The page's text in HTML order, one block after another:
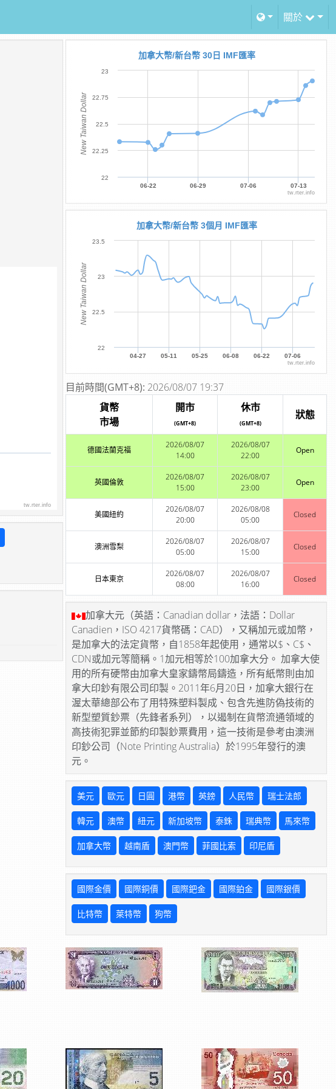
關於
tw.rter.info
New Taiwan Dollar
加拿大幣/新台幣 30日 IMF匯率
06-22 06-29 07-06 07-13
22
22.25
22.5
22.75
23
tw.rter.info
New Taiwan Dollar
加拿大幣/新台幣 3個月 IMF匯率
04-27 05-11 05-25 06-08 06-22 07-06
22
22.5
23
23.5
tw.rter.info
目前時間(GMT+8): 2026/08/07 19:37
貨幣
市場
開市
(GMT+8)
休市
(GMT+8)
狀態
德國法蘭克福
2026/08/07
14:00
2026/08/07
22:00
Open
英國倫敦
2026/08/07
15:00
2026/08/07
23:00
Open
美國紐約
2026/08/07
20:00
2026/08/08
05:00
Closed
澳洲雪梨
2026/08/07
05:00
2026/08/07
15:00
Closed
日本東京
2026/08/07
08:00
2026/08/07
16:00
Closed
加拿大元（英語：Canadian dollar，法語：Dollar
Canadien，ISO 4217貨幣碼：CAD），又稱加元或加幣，
是加拿大的法定貨幣，自1858年起使用，通常以$、C$、
CDN或加元等簡稱。1加元相等於100加拿大分。 加拿大使
用的所有硬幣由加拿大皇家鑄幣局鑄造，所有紙幣則由加
拿大印鈔有限公司印製。2011年6月20日，加拿大銀行在
渥太華總部公布了用特殊塑料製成、包含先進防偽技術的
新型塑質鈔票（先鋒者系列），以遏制在貨幣流通領域的
高技術犯罪並節約印製鈔票費用，這一技術是參考由澳洲
印鈔公司（Note Printing Australia）於1995年發行的澳
元。
美元 歐元 日圓 港幣 英鎊 人民幣 瑞士法郎
韓元 澳幣 紐元 新加坡幣 泰銖 瑞典幣 馬來幣
加拿大幣 越南盾 澳門幣 菲國比索 印尼盾
國際金價 國際銅價 國際鈀金 國際鉑金 國際銀價
比特幣 萊特幣 狗幣